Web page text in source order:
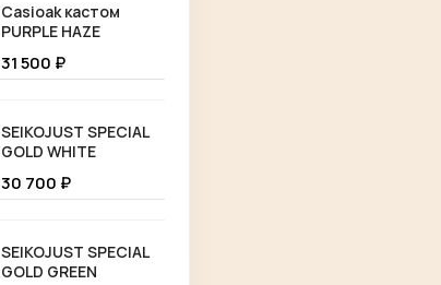
Casioak кастом
PURPLE HAZE
31 500 ₽
SEIKOJUST SPECIAL
GOLD WHITE
30 700 ₽
SEIKOJUST SPECIAL
GOLD GREEN